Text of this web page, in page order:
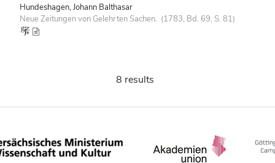
Hundeshagen, Johann Balthasar
Neue Zeitungen von Gelehrten Sachen. (1783, Bd. 69, S. 81)
8 results